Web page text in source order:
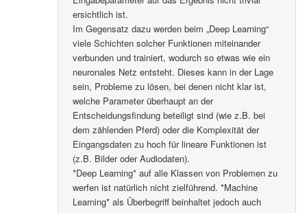
ersichtlich ist.
Im Gegensatz dazu werden beim „Deep Learning“
viele Schichten solcher Funktionen miteinander
verbunden und trainiert, wodurch so etwas wie ein
neuronales Netz entsteht. Dieses kann in der Lage
sein, Probleme zu lösen, bei denen nicht klar ist,
welche Parameter überhaupt an der
Entscheidungsfindung beteiligt sind (wie z.B. bei
dem zählenden Pferd) oder die Komplexität der
Eingangsdaten zu hoch für lineare Funktionen ist
(z.B. Bilder oder Audiodaten).
*Deep Learning* auf alle Klassen von Problemen zu
werfen ist natürlich nicht zielführend. *Machine
Learning* als Überbegriff beinhaltet jedoch auch